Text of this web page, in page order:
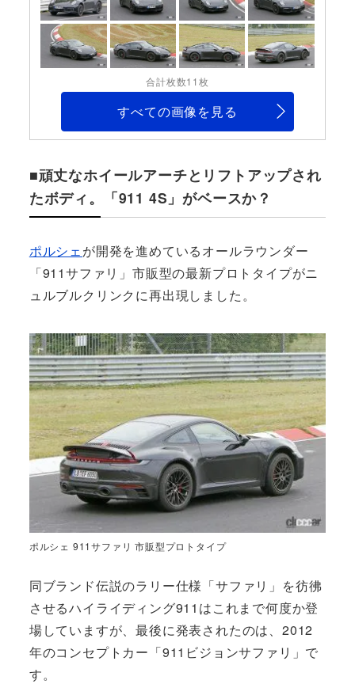
合計枚数11枚
すべての画像を見る
■頑丈なホイールアーチとリフトアップされ
たボディ。「911 4S」がベースか？
ポルシェが開発を進めているオールラウンダー
「911サファリ」市販型の最新プロトタイプがニ
ュルブルクリンクに再出現しました。
ポルシェ 911サファリ 市販型プロトタイプ
同ブランド伝説のラリー仕様「サファリ」を彷彿
させるハイライディング911はこれまで何度か登
場していますが、最後に発表されたのは、2012
年のコンセプトカー「911ビジョンサファリ」で
す。